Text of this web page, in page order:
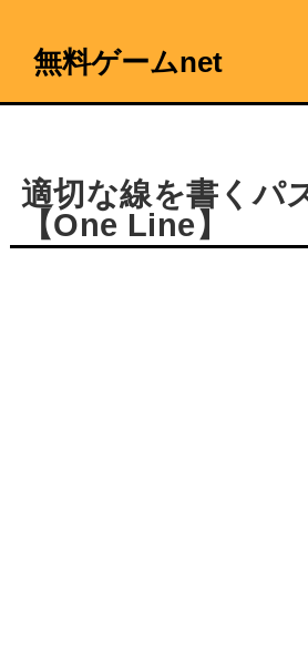
無料ゲームnet
適切な線を書くパ
【One Line】